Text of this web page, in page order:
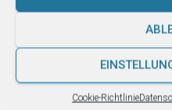
Cookie-Richtlinie